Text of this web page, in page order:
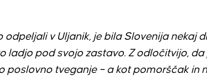
odpeljali v Uljanik, je bila Slovenija nekaj
ladjo pod svojo zastavo. Z odločitvijo,
poslovno tveganje – a kot pomorščak in